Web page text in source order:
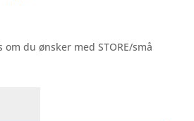
du ønsker med STORE/små